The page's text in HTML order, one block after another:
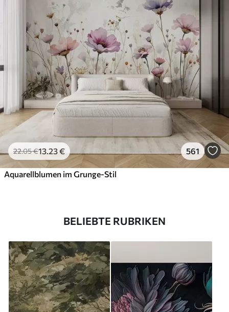
22.05€13 .23€ 561
Aquarellblumen im Grunge-Stil
BELIEBTE RUBRIKEN